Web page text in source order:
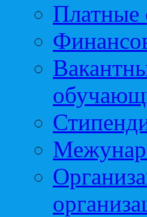
Платные